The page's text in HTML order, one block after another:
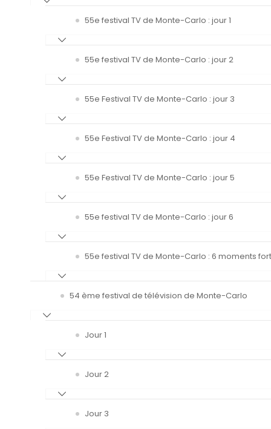
55e festival TV de Monte-Carlo : jour 1
55e festival TV de Monte-Carlo : jour 2
55e Festival TV de Monte-Carlo : jour 3
55e Festival TV de Monte-Carlo : jour 4
55e Festival TV de Monte-Carlo : jour 5
55e festival TV de Monte-Carlo : jour 6
55e festival TV de Monte-Carlo : 6 moments
54 ème festival de télévision de Monte-Carlo
Jour 1
Jour 2
Jour 3